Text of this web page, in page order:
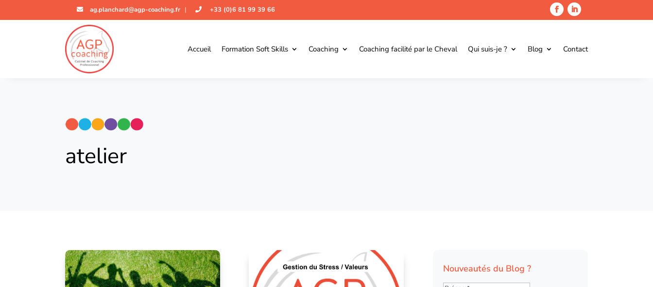
ag.planchard@agp-coaching.fr| +33 (0)6 81 99 39 66
Accueil Formation Soft Skills Coaching Coaching facilité par le Cheval Qui suis-je ? Blog Contact
atelier
Nouveautés du Blog ?